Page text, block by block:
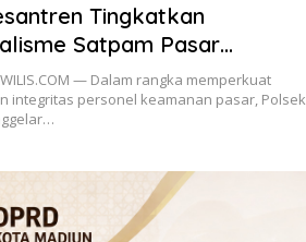
Tingkatkan
Satpam Pasar
Lewat Latkatpuan
— Dalam rangka memperkuat
integritas personel keamanan pasar, Polsek